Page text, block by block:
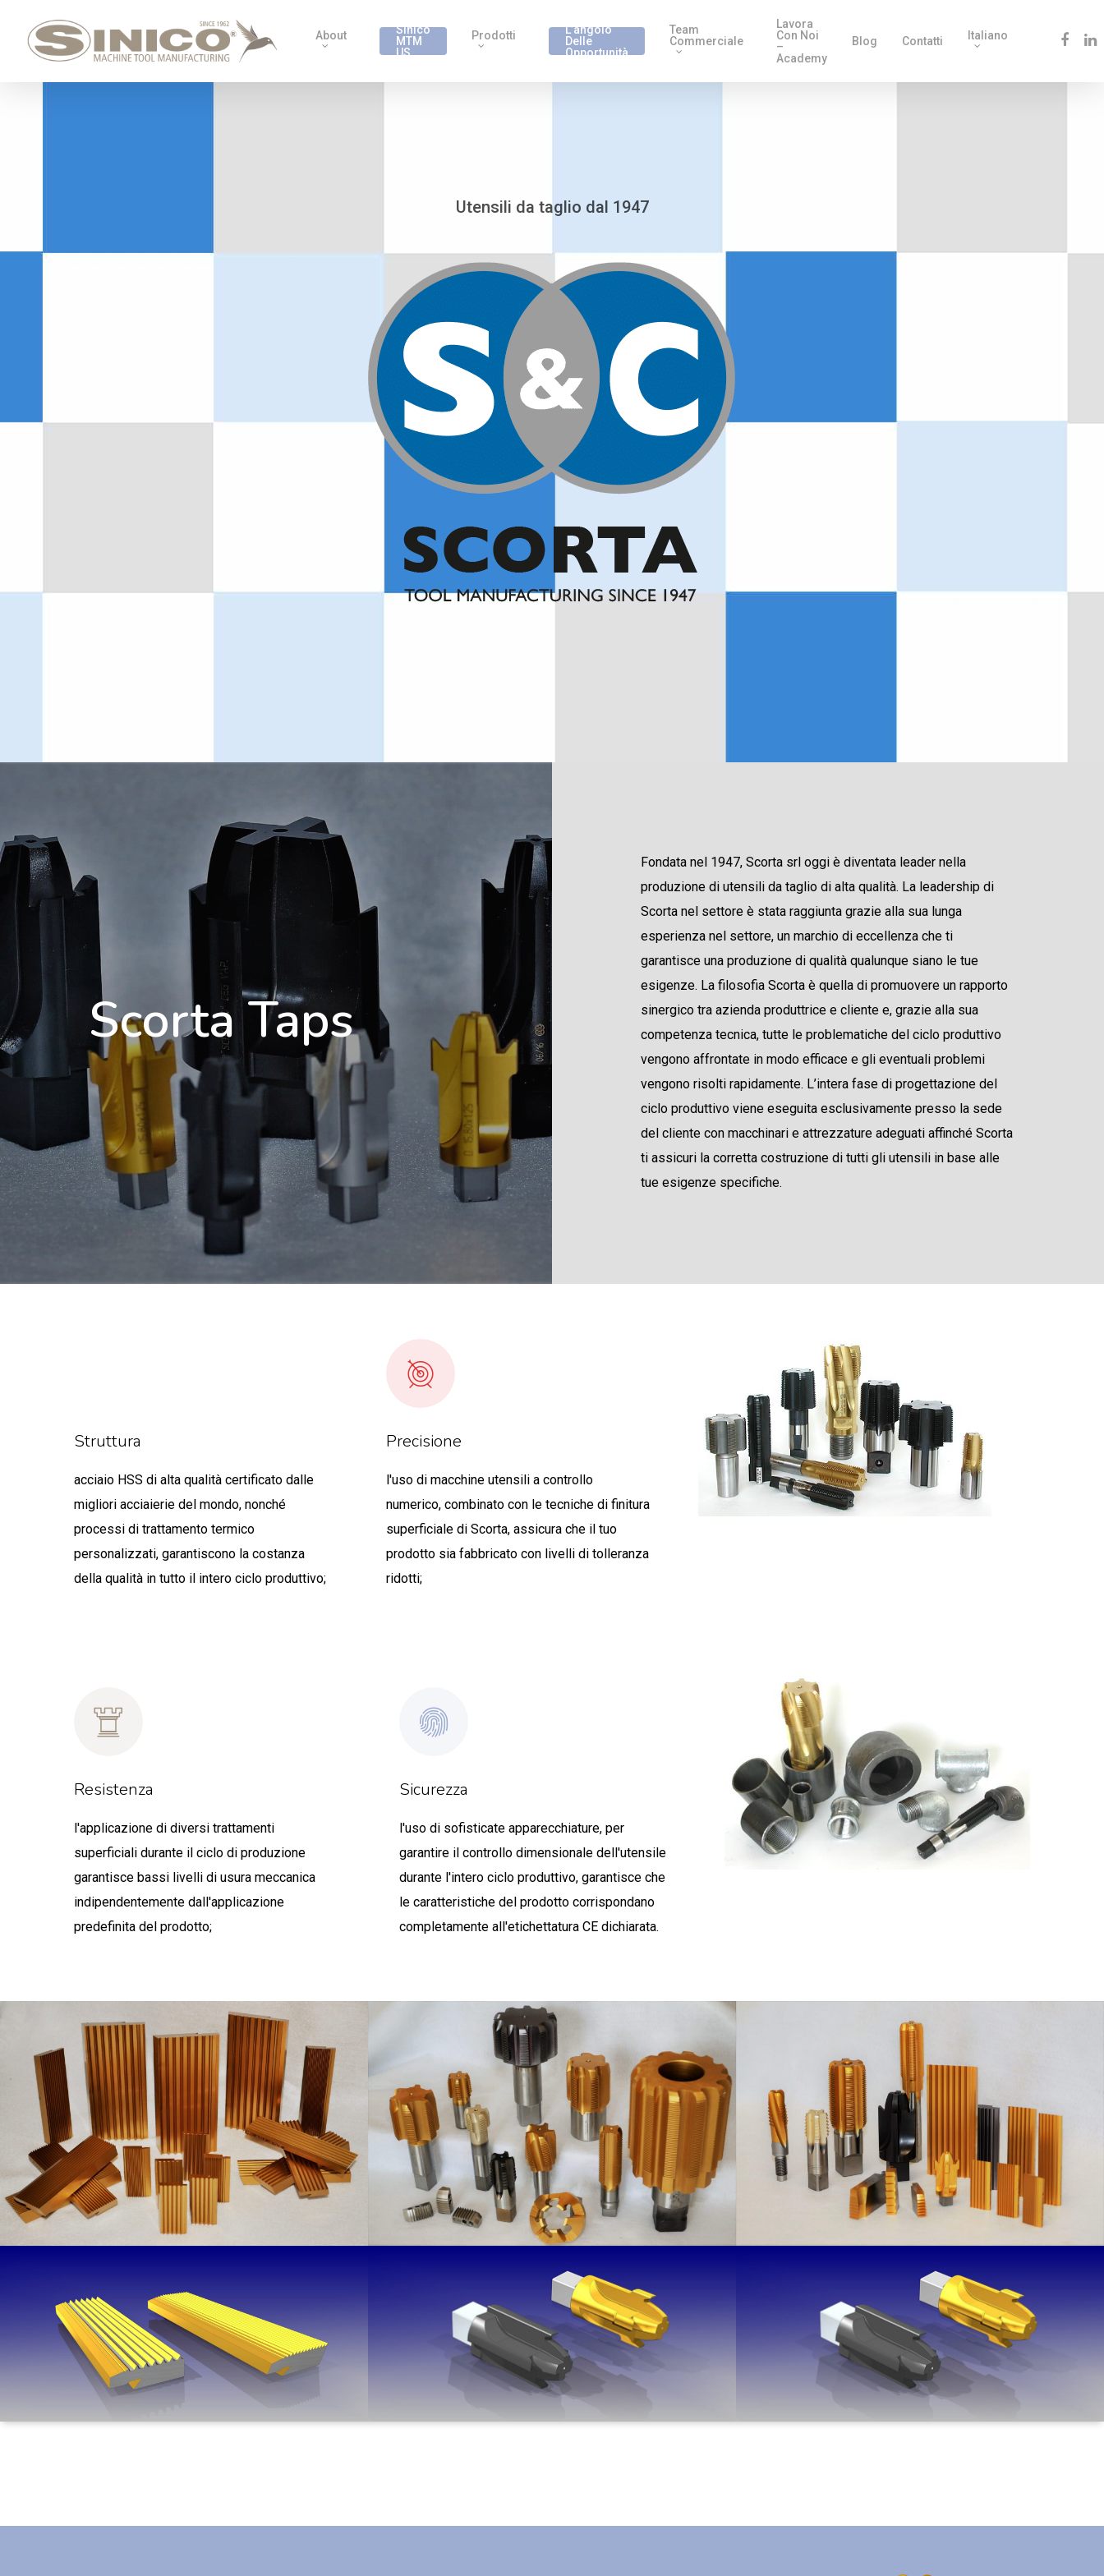
About
Sinico
MTM
US
Prodotti
L’angolo
Delle
Opportunità
Team
Commerciale
Lavora
Con Noi
–
Academy
Blog Contatti Italiano
Utensili da taglio dal 1947
Scorta Taps
Fondata nel 1947, Scorta srl ​​oggi è diventata leader nella
produzione di utensili da taglio di alta qualità. La leadership di
Scorta nel settore è stata raggiunta grazie alla sua lunga
esperienza nel settore, un marchio di eccellenza che ti
garantisce una produzione di qualità qualunque siano le tue
esigenze. La filosofia Scorta è quella di promuovere un rapporto
sinergico tra azienda produttrice e cliente e, grazie alla sua
competenza tecnica, tutte le problematiche del ciclo produttivo
vengono affrontate in modo efficace e gli eventuali problemi
vengono risolti rapidamente. L’intera fase di progettazione del
ciclo produttivo viene eseguita esclusivamente presso la sede
del cliente con macchinari e attrezzature adeguati affinché Scorta
ti assicuri la corretta costruzione di tutti gli utensili in base alle
tue esigenze specifiche.
Struttura
acciaio HSS di alta qualità certificato dalle
migliori acciaierie del mondo, nonché
processi di trattamento termico
personalizzati, garantiscono la costanza
della qualità in tutto il intero ciclo produttivo;
Precisione
l'uso di macchine utensili a controllo
numerico, combinato con le tecniche di finitura
superficiale di Scorta, assicura che il tuo
prodotto sia fabbricato con livelli di tolleranza
ridotti;
Resistenza
l'applicazione di diversi trattamenti
superficiali durante il ciclo di produzione
garantisce bassi livelli di usura meccanica
indipendentemente dall'applicazione
predefinita del prodotto;
Sicurezza
l'uso di sofisticate apparecchiature, per
garantire il controllo dimensionale dell'utensile
durante l'intero ciclo produttivo, garantisce che
le caratteristiche del prodotto corrispondano
completamente all'etichettatura CE dichiarata.